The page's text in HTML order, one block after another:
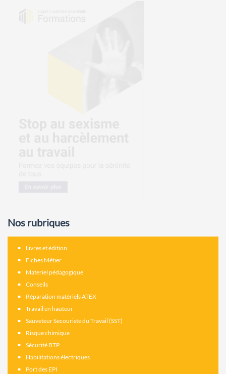
Nos rubriques
Livres et édition
Fiches Métier
Materiel pédagogique
Conseils
Réparation matériels ATEX
Travail en hauteur
Sauveteur Secouriste du Travail (SST)
Risque chimique
Sécurité BTP
Habilitations électriques
Port des EPI